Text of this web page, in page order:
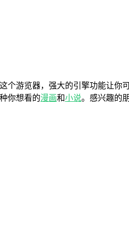
个游览器，强大的引擎功能让你
你想看的漫画和小说。感兴趣的